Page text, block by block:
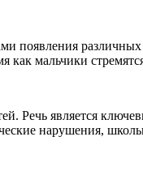
появления
мальчики
Речь является
нарушения,